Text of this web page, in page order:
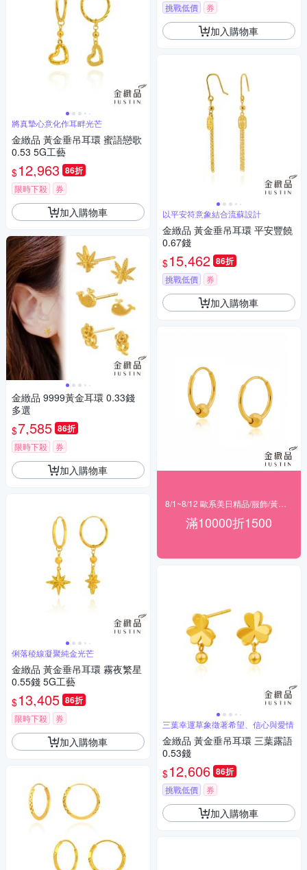
將真摯心意化作耳畔光芒
金緻品 黃金垂吊耳環 蜜語戀歌
0.53 5G工藝
$12,963 86折
限時下殺 券
加入購物車
金緻品 9999黃金耳環 0.33錢
多選
$7,585 86折
限時下殺 券
加入購物車
俐落稜線凝聚純金光芒
金緻品 黃金垂吊耳環 霧夜繁星
0.55錢 5G工藝
$13,405 86折
限時下殺 券
加入購物車
挑戰低價 券
加入購物車
以平安符意象結合流蘇設計
金緻品 黃金垂吊耳環 平安豐饒
0.67錢
$15,462 86折
挑戰低價 券
加入購物車
滿10000折1500
三葉幸運草象徵著希望、信心與愛情
金緻品 黃金垂吊耳環 三葉露語
0.53錢
$12,606 86折
挑戰低價 券
加入購物車